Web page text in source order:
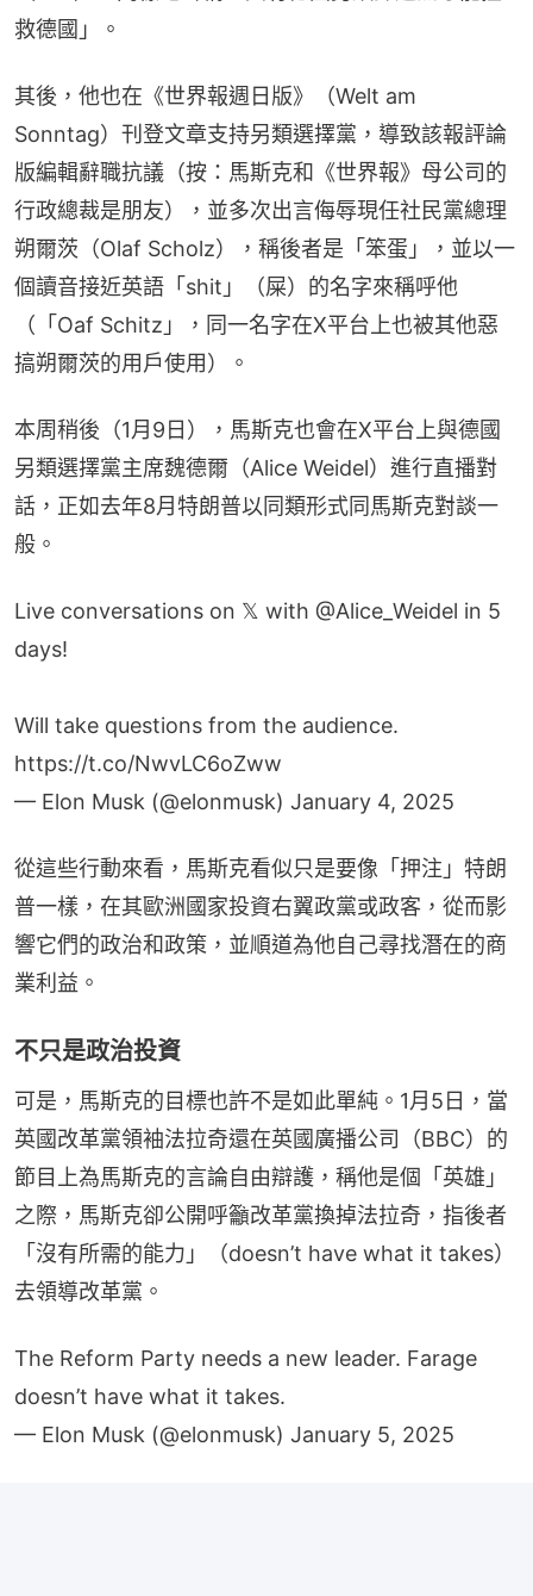
救德國」。
其後，他也在《世界報週日版》（Welt am
Sonntag）刊登文章支持另類選擇黨，導致該報評論
版編輯辭職抗議（按：馬斯克和《世界報》母公司的
行政總裁是朋友），並多次出言侮辱現任社民黨總理
朔爾茨（Olaf Scholz），稱後者是「笨蛋」，並以一
個讀音接近英語「shit」（屎）的名字來稱呼他
（「Oaf Schitz」，同一名字在X平台上也被其他惡
搞朔爾茨的用戶使用）。
本周稍後（1月9日），馬斯克也會在X平台上與德國
另類選擇黨主席魏德爾（Alice Weidel）進行直播對
話，正如去年8月特朗普以同類形式同馬斯克對談一
般。
Live conversations on 𝕏 with @Alice_Weidel in 5
days!
Will take questions from the audience.
https://t.co/NwvLC6oZww
— Elon Musk (@elonmusk) January 4, 2025
從這些行動來看，馬斯克看似只是要像「押注」特朗
普一樣，在其歐洲國家投資右翼政黨或政客，從而影
響它們的政治和政策，並順道為他自己尋找潛在的商
業利益。
不只是政治投資
可是，馬斯克的目標也許不是如此單純。1月5日，當
英國改革黨領袖法拉奇還在英國廣播公司（BBC）的
節目上為馬斯克的言論自由辯護，稱他是個「英雄」
之際，馬斯克卻公開呼籲改革黨換掉法拉奇，指後者
「沒有所需的能力」（doesn’t have what it takes）
去領導改革黨。
The Reform Party needs a new leader. Farage
doesn’t have what it takes.
— Elon Musk (@elonmusk) January 5, 2025